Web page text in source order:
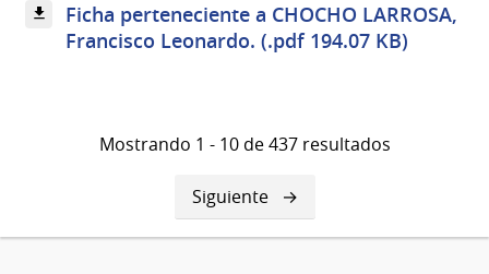
Ficha perteneciente a CHOCHO LARROSA,
Francisco Leonardo. (.pdf 194.07 KB)
Mostrando 1 - 10 de 437 resultados
Siguiente
página
Siguiente